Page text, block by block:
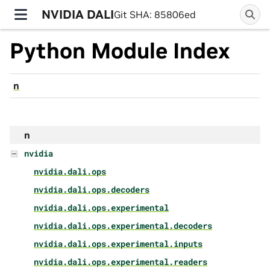
NVIDIA DALIGit SHA: 85806ed
Python Module Index
n
n
nvidia
nvidia.dali.ops
nvidia.dali.ops.decoders
nvidia.dali.ops.experimental
nvidia.dali.ops.experimental.decoders
nvidia.dali.ops.experimental.inputs
nvidia.dali.ops.experimental.readers